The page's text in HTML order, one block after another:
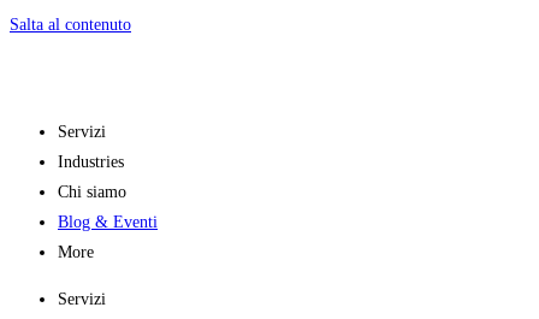
Salta al contenuto
Servizi
Industries
Chi siamo
Blog & Eventi
More
Servizi